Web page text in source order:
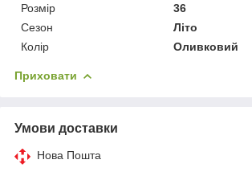
Розмір
36
Сезон
Літо
Колір
Оливковий
Приховати
Умови доставки
Нова Пошта